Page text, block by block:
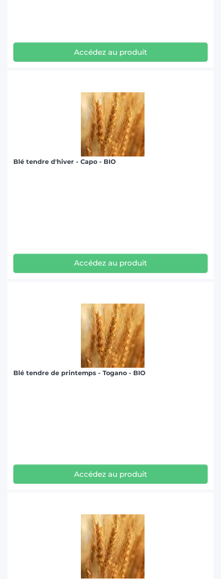
Accédez au produit
Blé tendre d'hiver - Capo - BIO
Accédez au produit
Blé tendre de printemps - Togano - BIO
Accédez au produit